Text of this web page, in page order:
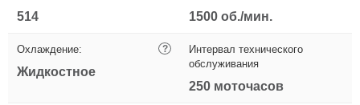
514 1500 об./мин.
Охлаждение: ?
Жидкостное
Интервал технического
обслуживания
250 моточасов